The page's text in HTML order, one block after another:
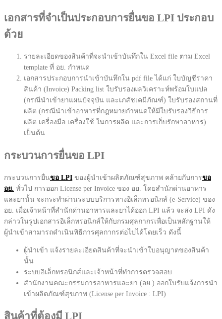
เอกสารที่จำเป็นประกอบการยื่นขอ LPI ประกอบ
ด้วย
รายละเอียดของสินค้าที่จะนำเข้าบันทึกใน Excel file ตาม Excel
template ที่ อย. กำหนด
เอกสารประกอบการนำเข้าบันทึกใน pdf file ได้แก่ ใบบัญชีราคา
สินค้า (Invoice) Packing list ใบรับรองผลวิเคราะห์พร้อมใบแปล
(กรณีนำเข้ายาแผนปัจจุบัน และเภสัชเคมีภัณฑ์) ใบรับรองสถานที่
ผลิต (กรณีนำเข้าอาหารที่กฎหมายกำหนดให้มีใบรับรองวิธีการ
ผลิต เครื่องมือ เครื่องใช้ ในการผลิต และการเก็บรักษาอาหาร)
เป็นต้น
กระบวนการยื่นขอ LPI
กระบวนการยื่นขอ LPI ของผู้นำเข้าผลิตภัณฑ์สุขภาพ คล้ายกับการขอ
อย. ทั่วไป การออก License per Invoice ของ อย. โดยสำนักด่านอาหาร
และยานั้น จะกระทำผ่านระบบบริการทางอิเล็กทรอนิกส์ (e-Service) ของ
อย. เมื่อเจ้าหน้าที่สำนักด่านอาหารและยาได้ออก LPI แล้ว จะส่ง LPI ดัง
กล่าวในรูปเอกสารอิเล็กทรอนิกส์ให้กับกรมศุลกากรเพื่อเป็นหลักฐานให้
ผู้นำเข้าสามารถดำเนินพิธีการศุลกากรต่อไปได้โดยเร็ว ดังนี้
ผู้นำเข้า แจ้งรายละเอียดสินค้าที่จะนำเข้าใบอนุญาตของสินค้า
นั้น
ระบบอิเล็กทรอนิกส์และเจ้าหน้าที่ทำการตรวจสอบ
สำนักงานคณะกรรมการอาหารและยา (อย.) ออกใบรับแจ้งการนำ
เข้าผลิตภัณฑ์สุขภาพ (License per Invoice : LPI)
สินค้าที่ต้องมี LPI